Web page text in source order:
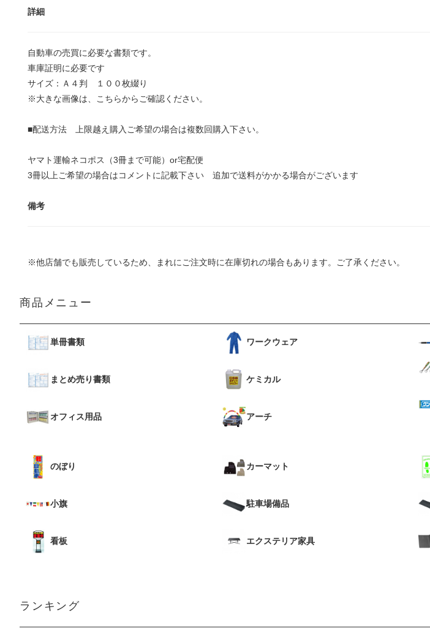
詳細
自動車の売買に必要な書類です。
車庫証明に必要です
サイズ：Ａ４判 １００枚綴り
※大きな画像は、 こちらからご確認ください。
■配送方法 上限越え購入ご希望の場合は複数回購入下さい。
ヤマト運輸ネコポス（3冊まで可能）or宅配便
3冊以上ご希望の場合はコメントに記載下さい 追加で送料がかかる場合がございます
備考
※他店舗でも販売しているため、まれにご注文時に在庫切れの場合もあります。ご了承ください。
商品メニュー
単冊書類
まとめ売り書類
オフィス用品
ワークウェア
ケミカル
アーチ
のぼり
小旗
看板
カーマット
駐車場備品
エクステリア家具
ランキング